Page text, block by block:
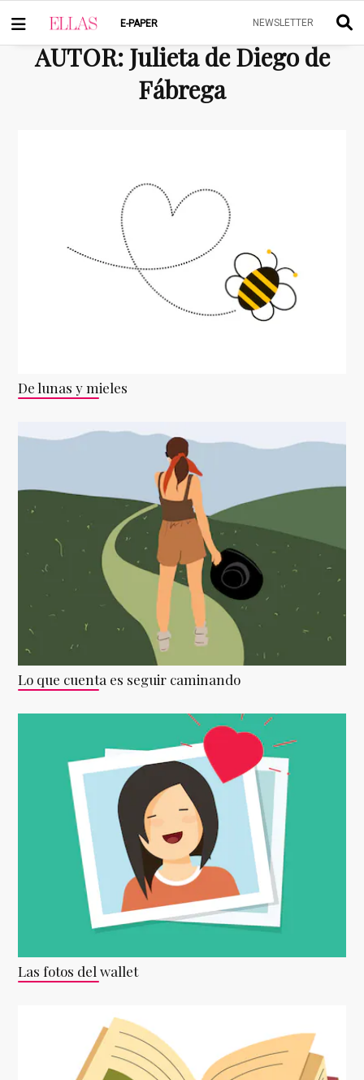
E-PAPER NEWSLETTER
AUTOR: Julieta de Diego de
Fábrega
De lunas y mieles
Lo que cuenta es seguir caminando
Las fotos del wallet